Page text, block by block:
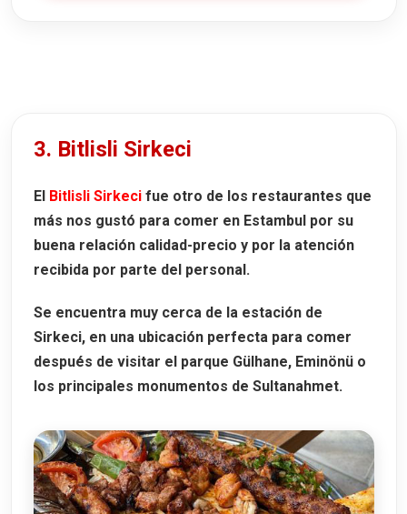
3. Bitlisli Sirkeci
El Bitlisli Sirkeci fue otro de los restaurantes que
más nos gustó para comer en Estambul por su
buena relación calidad-precio y por la atención
recibida por parte del personal.
Se encuentra muy cerca de la estación de
Sirkeci, en una ubicación perfecta para comer
después de visitar el parque Gülhane, Eminönü o
los principales monumentos de Sultanahmet.